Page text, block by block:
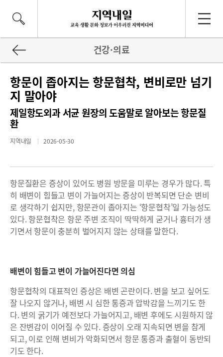
건강·의료
항문이 좁아지는 항문협착, 변비로만 넘기
지 말아야
제일항도외과 서균 원장의 도움말로 알아보는 항문질
환
지역내일 2026-05-30
항문질환은 증상이 있어도 병원 방문을 미루는 경우가 많다. 특
히 배변이 힘들고 변이 가늘어지는 증상이 반복되면 단순 변비
로 생각하기 쉽지만, 항문관이 좁아지는 ‘항문협착’일 가능성도
있다. 항문협착은 항문 주변 조직이 딱딱하게 굳거나 흉터가 생
기면서 항문이 충분히 벌어지지 않는 상태를 말한다.
배변이 힘들고 변이 가늘어진다면 의심
항문협착의 대표적인 증상은 배변 곤란이다. 변을 보고 싶어도
잘 나오지 않거나, 배변 시 심한 통증과 압박감을 느끼기도 한
다. 변의 굵기가 예전보다 가늘어지고, 배변 후에도 시원하지 않
은 잔변감이 이어질 수 있다. 증상이 오래 지속되면 변을 참게
되고, 이로 인해 변비가 악화되면서 항문 통증과 출혈이 동반되
기도 한다.